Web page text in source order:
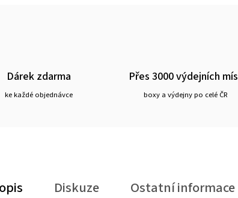
Dárek zdarma
ke každé objednávce
Přes 3000 výdejních
boxy a výdejny po celé ČR
Diskuze Ostatní informace